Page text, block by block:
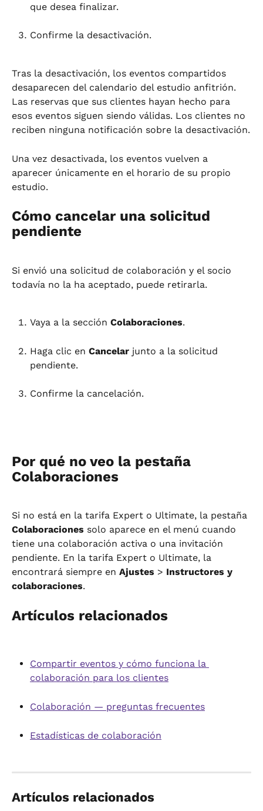
que desea finalizar.
Confirme la desactivación.
Tras la desactivación, los eventos compartidos
desaparecen del calendario del estudio anfitrión.
Las reservas que sus clientes hayan hecho para
esos eventos siguen siendo válidas. Los clientes no
reciben ninguna notificación sobre la desactivación.
Una vez desactivada, los eventos vuelven a
aparecer únicamente en el horario de su propio
estudio.
Cómo cancelar una solicitud
pendiente
Si envió una solicitud de colaboración y el socio
todavía no la ha aceptado, puede retirarla.
Vaya a la sección Colaboraciones.
Haga clic en Cancelar junto a la solicitud
pendiente.
Confirme la cancelación.
Por qué no veo la pestaña
Colaboraciones
Si no está en la tarifa Expert o Ultimate, la pestaña
Colaboraciones solo aparece en el menú cuando
tiene una colaboración activa o una invitación
pendiente. En la tarifa Expert o Ultimate, la
encontrará siempre en Ajustes > Instructores y
colaboraciones.
Artículos relacionados
Compartir eventos y cómo funciona la
colaboración para los clientes
Colaboración — preguntas frecuentes
Estadísticas de colaboración
Artículos relacionados